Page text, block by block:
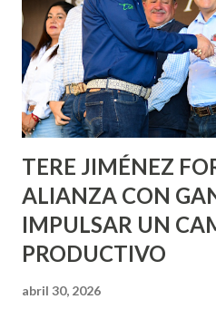
lo que se aplicará pintura en 66
llevará este programa a Villas
Asunción, Avenida Alameda y
los edificios FOVISSSTE Ojo
Norias de Paso Hondo y en los
TERE JIMÉNEZ
ALIANZA CON
IMPULSAR UN
PRODUCTIVO
abril 30, 2026